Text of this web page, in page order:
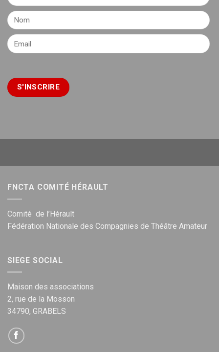
FNCTA COMITÉ HÉRAULT
Comité de l’Hérault
Fédération Nationale des Compagnies de Théâtre Amateur
SIEGE SOCIAL
Maison des associations
2, rue de la Mosson
34790, GRABELS